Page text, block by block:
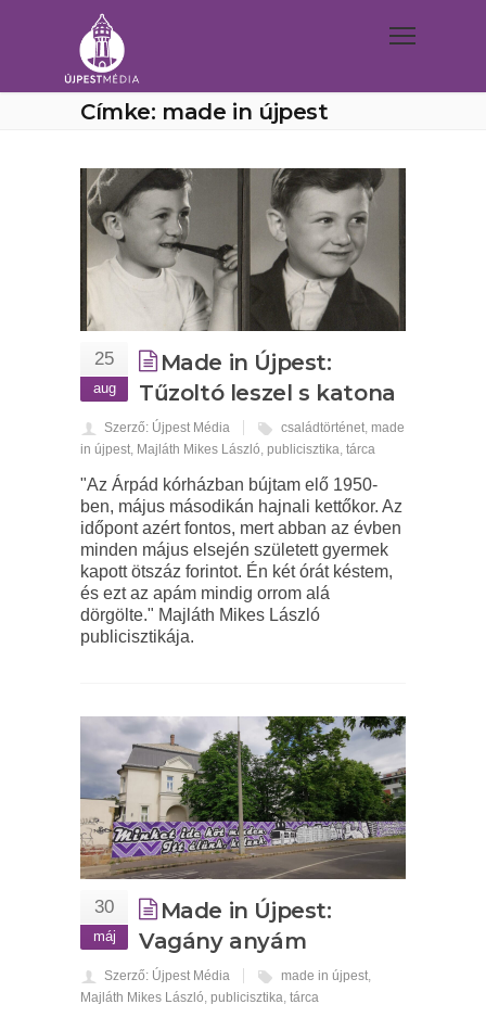
Címke: made in újpest
25
aug
Made in Újpest:
Tűzoltó leszel s katona
Szerző: Újpest Média családtörténet, made
in újpest, Majláth Mikes László, publicisztika, tárca
"Az Árpád kórházban bújtam elő 1950-
ben, május másodikán hajnali kettőkor. Az
időpont azért fontos, mert abban az évben
minden május elsején született gyermek
kapott ötszáz forintot. Én két órát késtem,
és ezt az apám mindig orrom alá
dörgölte." Majláth Mikes László
publicisztikája.
30
máj
Made in Újpest:
Vagány anyám
Szerző: Újpest Média made in újpest,
Majláth Mikes László, publicisztika, tárca